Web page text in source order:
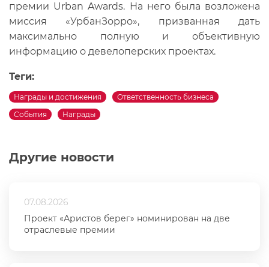
Другие новости
07.08.2026
Проект «Аристов берег» номинирован на две
отраслевые премии
премии Urban Awards. На него была возложена
миссия «УрбанЗорро», призванная дать
максимально полную и объективную
информацию о девелоперских проектах.
Теги:
Награды и достижения
Ответственность бизнеса
События
Награды